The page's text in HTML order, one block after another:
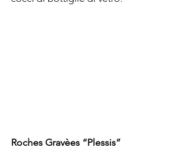
Roches Gravèes “Plessis”